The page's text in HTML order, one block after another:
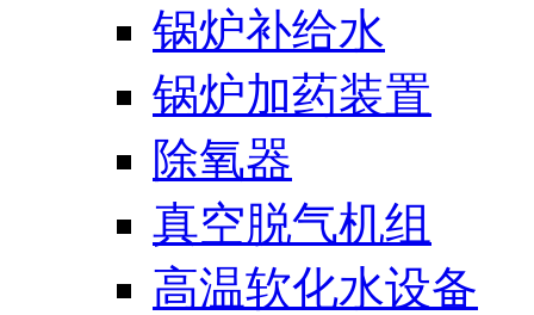
锅炉补给水
锅炉加药装置
除氧器
真空脱气机组
高温软化水设备